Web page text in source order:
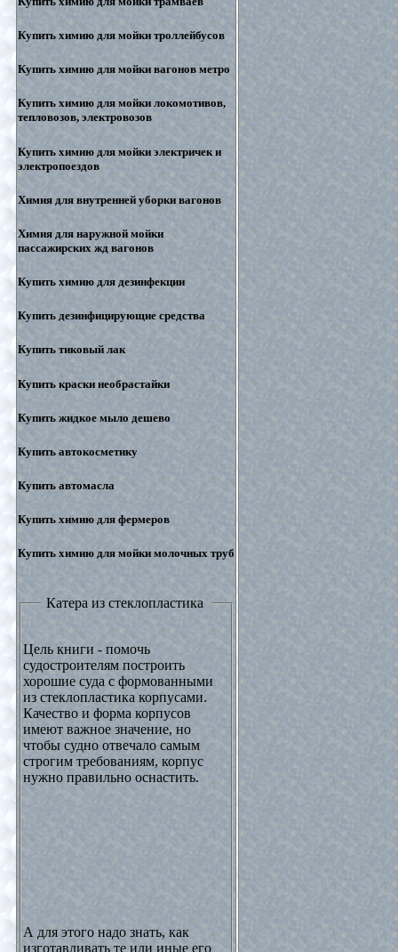
Купить химию для мойки троллейбусов
Купить химию для мойки вагонов метро
Купить химию для мойки локомотивов,
тепловозов, электровозов
Купить химию для мойки электричек и
электропоездов
Химия для внутренней уборки вагонов
Химия для наружной мойки
пассажирских жд вагонов
Купить химию для дезинфекции
Купить дезинфицирующие средства
Купить тиковый лак
Купить краски необрастайки
Купить жидкое мыло дешево
Купить автокосметику
Купить автомасла
Купить химию для фермеров
Купить химию для мойки молочных труб
Катера из стеклопластика
Цель книги - помочь
судостроителям построить
хорошие суда с формованными
из стеклопластика корпусами.
Качество и форма корпусов
имеют важное значение, но
чтобы судно отвечало самым
строгим требованиям, корпус
нужно правильно оснастить.
А для этого надо знать, как
изготавливать те или иные его